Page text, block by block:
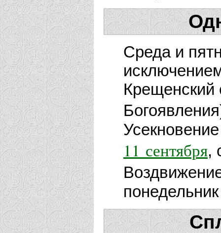
Среда и
Крещенский
11 сентября,
понедельник